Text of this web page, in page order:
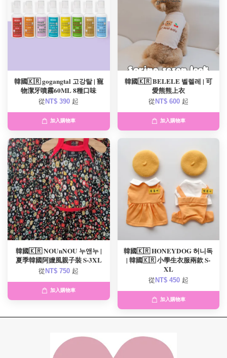
韓國🇰🇷 gogangtal 고강탈 | 寵
物潔牙噴霧60ML 8種口味
從 NT$ 390 起
加入購物車
韓國🇰🇷 BELELE 벨렐레 | 可
愛熊熊上衣
從 NT$ 600 起
加入購物車
韓國🇰🇷 NOUnNOU 누앤누 |
夏季韓國阿嬤風親子裝 S-3XL
從 NT$ 750 起
加入購物車
韓國🇰🇷 HONEYDOG 허니독
| 韓國🇰🇷 小學生衣服兩款 S-
XL
從 NT$ 450 起
加入購物車